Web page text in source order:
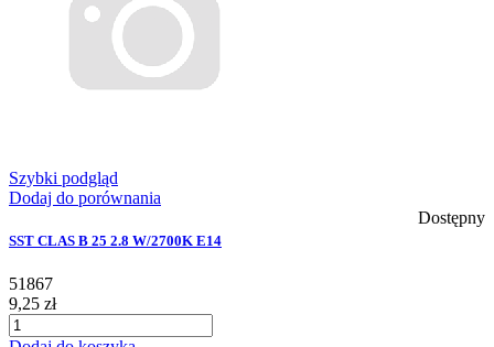
Szybki podgląd
Dodaj do porównania
Dostępny
SST CLAS B 25 2.8 W/2700K E14
51867
9,25 zł